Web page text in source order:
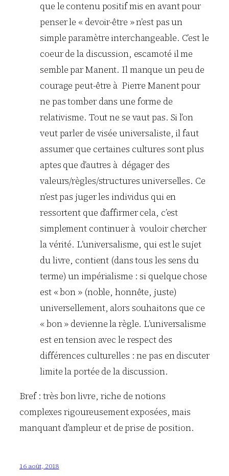
que le contenu positif mis en avant pour
penser le « devoir-être » n’est pas un
simple paramètre interchangeable. C’est le
coeur de la discussion, escamoté il me
semble par Manent. Il manque un peu de
courage peut-être à Pierre Manent pour
ne pas tomber dans une forme de
relativisme. Tout ne se vaut pas. Si l’on
veut parler de visée universaliste, il faut
assumer que certaines cultures sont plus
aptes que d’autres à dégager des
valeurs/règles/structures universelles. Ce
n’est pas juger les individus qui en
ressortent que d’affirmer cela, c’est
simplement continuer à vouloir chercher
la vérité. L’universalisme, qui est le sujet
du livre, contient (dans tous les sens du
terme) un impérialisme : si quelque chose
est « bon » (noble, honnête, juste)
universellement, alors souhaitons que ce
« bon » devienne la règle. L’universalisme
est en tension avec le respect des
différences culturelles : ne pas en discuter
limite la portée de la discussion.
Bref : très bon livre, riche de notions
complexes rigoureusement exposées, mais
manquant d’ampleur et de prise de position.
16 août, 2018